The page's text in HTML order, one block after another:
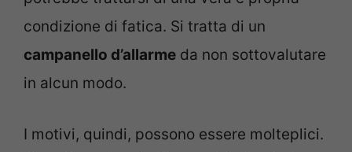
condizione di fatica. Si tratta di un
campanello d’allarme da non sottovalutare
in alcun modo.
I motivi, quindi, possono essere molteplici.